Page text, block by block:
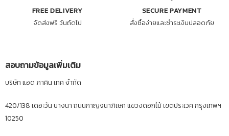
FREE DELIVERY
จัดส่งฟรี วันถัดไป
SECURE PAYMENT
สั่งซื้อง่ายและชำระเงินปลอดภัย
สอบถามข้อมูลเพิ่มเติม
บริษัท แอด ภาคิน เทค จำกัด
420/138 เดอะวัน บางนา ถนนกาญจนาภิเษก แขวงดอกไม้ เขตประเวศ กรุงเทพฯ
10250